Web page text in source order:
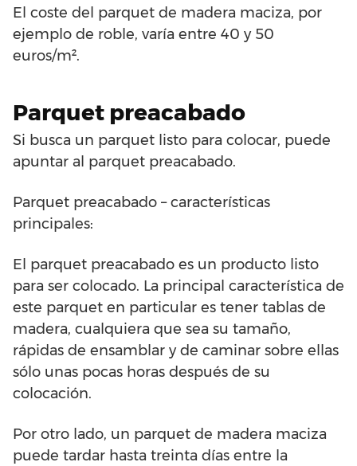
El coste del parquet de madera maciza, por
ejemplo de roble, varía entre 40 y 50
euros/m².
Parquet preacabado
Si busca un parquet listo para colocar, puede
apuntar al parquet preacabado.
Parquet preacabado – características
principales:
El parquet preacabado es un producto listo
para ser colocado. La principal característica de
este parquet en particular es tener tablas de
madera, cualquiera que sea su tamaño,
rápidas de ensamblar y de caminar sobre ellas
sólo unas pocas horas después de su
colocación.
Por otro lado, un parquet de madera maciza
puede tardar hasta treinta días entre la